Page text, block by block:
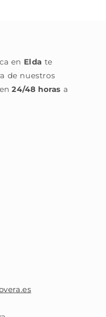
en Elda te
de nuestros
24/48 horas a